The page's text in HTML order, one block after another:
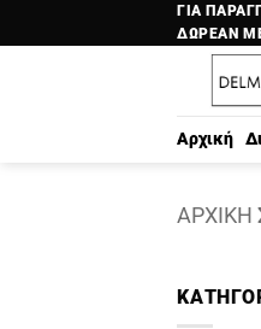
στο
ΓΙΑ
ΔΩΡΕΑΝ
Αρχική
ΑΡΧΙΚΉ